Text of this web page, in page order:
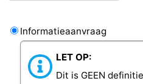
Informatieaanvraag
LET OP:
Dit is GEEN